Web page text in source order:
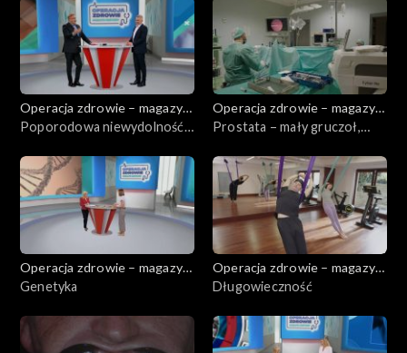
Operacja zdrowie – magazyn
medyczny
Poporodowa niewydolność
Operacja zdrowie – magazyn
medyczny
Prostata – mały gruczoł,
Operacja zdrowie – magazyn
medyczny
Genetyka
Operacja zdrowie – magazyn
medyczny
Długowieczność